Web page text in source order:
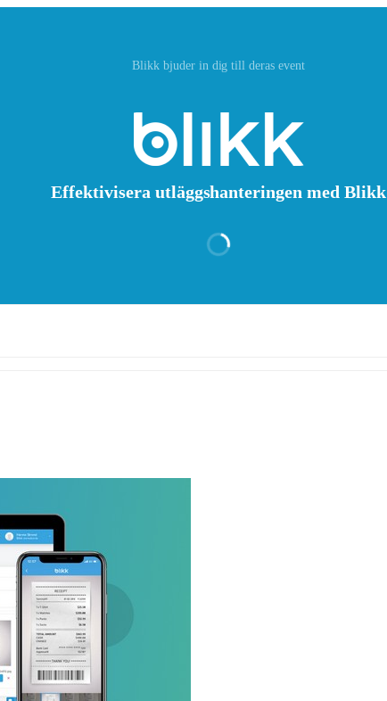
Blikk bjuder in dig till deras event
Effektivisera utläggshanteringen med Blikk